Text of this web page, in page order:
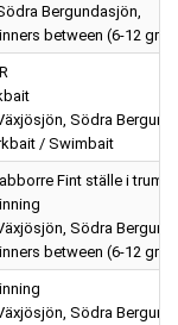
Bergundasjön,
between (6-12
Södra
/ Swimbait
Fint ställe i
Södra
between (6-12
Södra